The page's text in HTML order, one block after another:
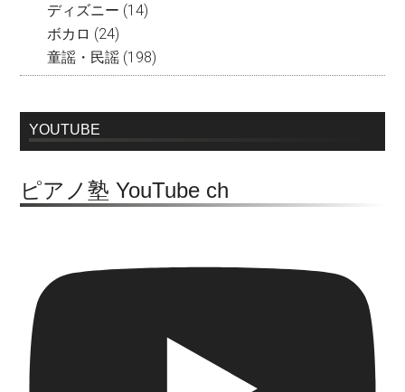
ディズニー (14)
ボカロ (24)
童謡・民謡 (198)
YOUTUBE
ピアノ塾 YouTube ch